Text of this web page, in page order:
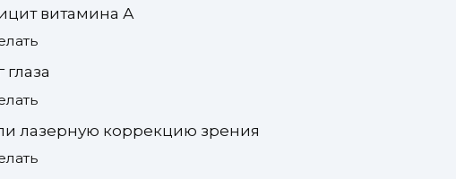
витамина А
глаза
лазерную коррекцию зрения